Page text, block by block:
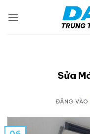
qua
Sửa
ĐĂNG VÀO